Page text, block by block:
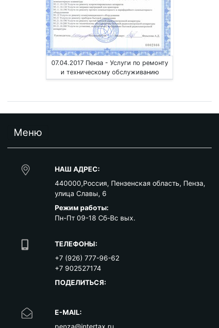
07.04.2017 Пенза - Услуги по ремонту
и техническому обслуживанию
компьютеров
Меню
НАШ АДРЕС:
440000,Россия, Пензенская область, Пенза,
улица Славы, 6
Режим работы:
Пн-Пт 09-18 Сб-Вс вых.
ТЕЛЕФОНЫ:
+7 (926) 777-96-62
+7 902527174
ПОДЕЛИТЬСЯ:
E-MAIL:
penza@intertax.ru